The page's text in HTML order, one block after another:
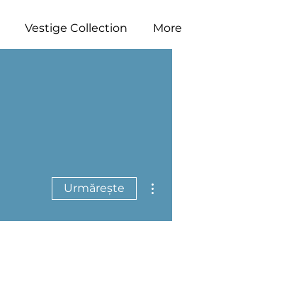
Vestige Collection More
Urmărește